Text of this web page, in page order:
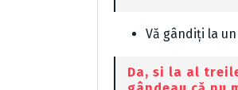
Vă gândiți la
Da, si la al